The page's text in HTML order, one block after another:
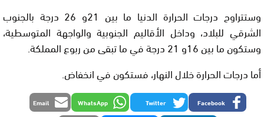
وستتراوح درجات الحرارة الدنيا ما بين 21و 26 درجة بالجنوب
الشرقي للبلاد، وداخل الأقاليم الجنوبية والواجهة المتوسطية،
وستكون ما بين 16و 21 درجة في ما تبقى من ربوع المملكة.
أما درجات الحرارة خلال النهار، فستكون في انخفاض.
Facebook
Twitter
WhatsApp
Email